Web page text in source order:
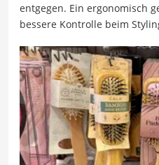
entgegen. Ein ergonomisch
bessere Kontrolle beim